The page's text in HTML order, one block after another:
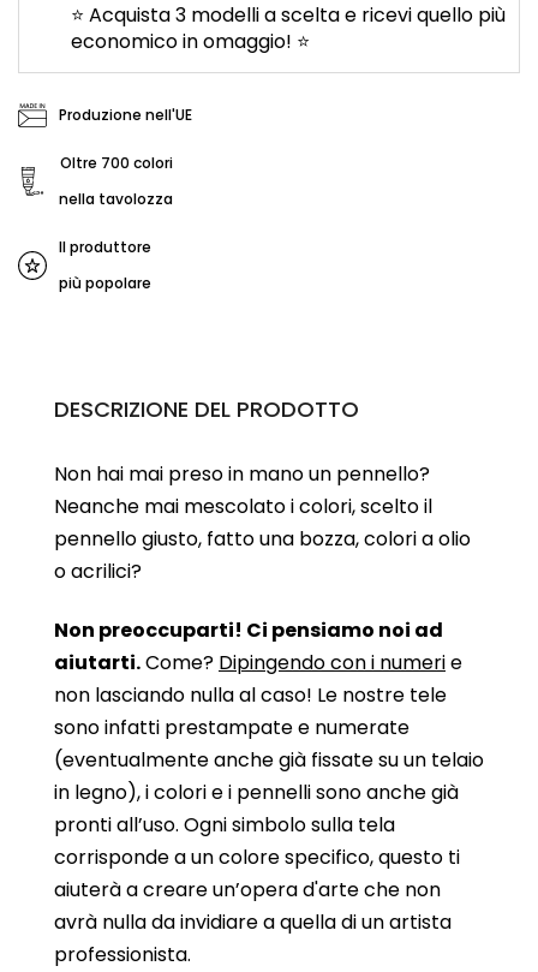
⭐ Acquista 3 modelli a scelta e ricevi quello più
economico in omaggio! ⭐
Produzione nell'UE
Oltre 700 colori
nella tavolozza
Il produttore
più popolare
DESCRIZIONE DEL PRODOTTO
Non hai mai preso in mano un pennello?
Neanche mai mescolato i colori, scelto il
pennello giusto, fatto una bozza, colori a olio
o acrilici?
Non preoccuparti! Ci pensiamo noi ad
aiutarti.Come? Dipingendo con i numerie
non lasciando nulla al caso! Le nostre tele
sono infatti prestampate e numerate
(eventualmente anche già fissate su un telaio
in legno), i colori e i pennelli sono anche già
pronti all’uso. Ogni simbolo sulla tela
corrisponde a un colore specifico, questo ti
aiuterà a creare un’opera d'arte che non
avrà nulla da invidiare a quella di un artista
professionista.